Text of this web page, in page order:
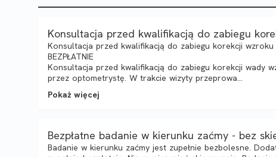
Konsultacja przed kwalifikacją do zabiegu
Konsultacja przed kwalifikacją do zabiegu korekcji wzroku
BEZPŁATNIE
Konsultacja przed kwalifikacją do zabiegu korekcji wady
przez optometrystę. W trakcie wizyty przeprowa...
Pokaż więcej
Bezpłatne badanie w kierunku zaćmy - bez
Badanie w kierunku zaćmy jest zupełnie bezbolesne.